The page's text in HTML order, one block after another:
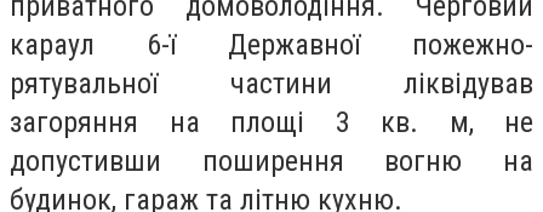
караул 6-ї Державної пожежно-
рятувальної частини ліквідував
загоряння на площі 3 кв. м, не
допустивши поширення вогню на
будинок, гараж та літню кухню.